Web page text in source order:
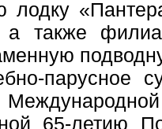
лодку
а также
65-летию